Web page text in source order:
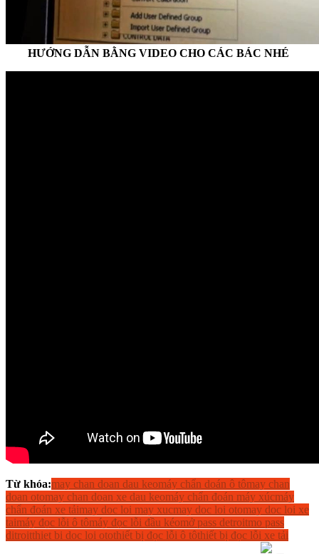
HƯỚNG DẪN BẰNG VIDEO CHO CÁC BÁC NHÉ
Từ khóa:may chan doan dau keomáy chẩn doán ô tômay chan
doan otomay chan doan xe dau keomáy chẩn đoán máy xúcmáy
chẩn đoán xe tảimay doc loi may xucmay doc loi otomay doc loi xe
taimáy đọc lỗi ô tômáy đọc lỗi đầu kéomở pass detroitmo pass
ditroitthiet bi doc loi otothiết bị đọc lỗi ô tôthiết bị đọc lỗi xe tải